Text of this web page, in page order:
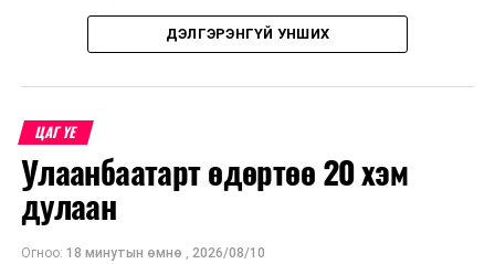
уялдаа холбоо, бүрэлдэхүүний бэлтгэл, бэлэн байдлыг
ДЭЛГЭРЭНГҮЙ УНШИХ
ЦАГ ҮЕ
Улаанбаатарт өдөртөө 20 хэм
дулаан
Огноо: 18 минутын өмнө , 2026/08/10